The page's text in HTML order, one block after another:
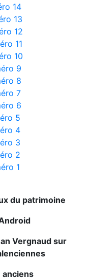
14
13
12
11
10
9
8
7
6
5
4
3
2
1
du patrimoine
Vergnaud sur